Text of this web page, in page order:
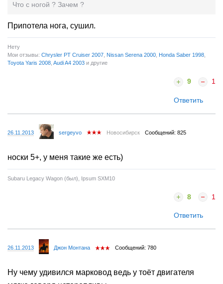
Что с ногой ? Зачем ?
Припотела нога, сушил.
Нету
Мои отзывы: Chrysler PT Cruiser 2007 Nissan Serena 2000 Honda Saber 1998
Toyota Yaris 2008 Audi A4 2003 и другие
9 1
Ответить
26.11.2013 sergeyvo Новосибирск Сообщений: 825
носки 5+, у меня такие же есть)
Subaru Legacy Wagon (был), Ipsum SXM10
8 1
Ответить
26.11.2013 Джон Монтана Сообщений: 780
Ну чему удивился марковод ведь у тоёт двигателя